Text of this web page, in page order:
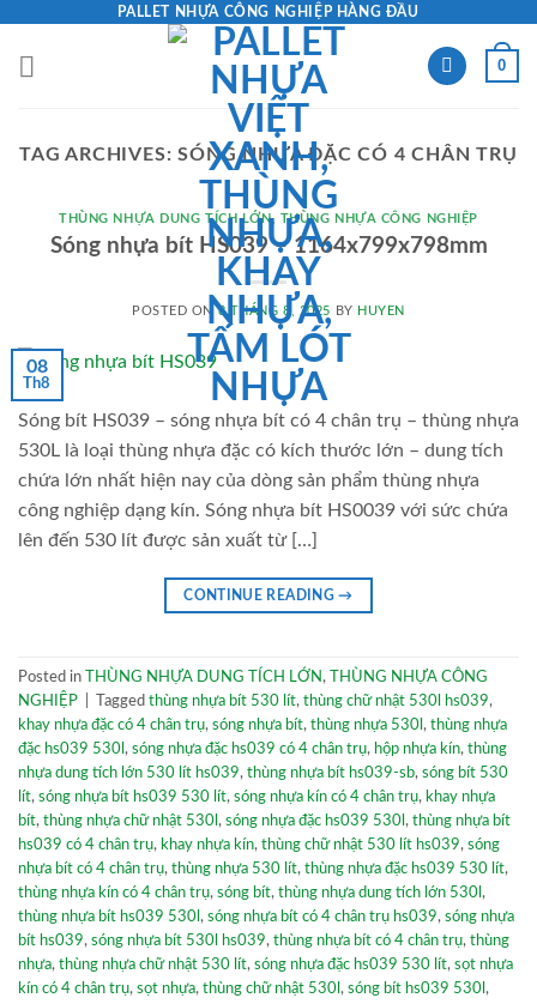
content
PALLET NHỰA CÔNG NGHIỆP HÀNG ĐẦU
0
TAG ARCHIVES:SÓNG NHỰA ĐẶC CÓ 4 CHÂN TRỤ
THÙNG NHỰA DUNG TÍCH LỚN, THÙNG NHỰA CÔNG NGHIỆP
Sóng nhựa bít HS039 – 1164x799x798mm
POSTED ON8 THÁNG 8, 2025 BY HUYEN
08
Th8
Sóng bít HS039 – sóng nhựa bít có 4 chân trụ – thùng nhựa
530L là loại thùng nhựa đặc có kích thước lớn – dung tích
chứa lớn nhất hiện nay của dòng sản phẩm thùng nhựa
công nghiệp dạng kín. Sóng nhựa bít HS0039 với sức chứa
lên đến 530 lít được sản xuất từ […]
CONTINUE READING→
Posted in THÙNG NHỰA DUNG TÍCH LỚN,
THÙNG NHỰA CÔNG
NGHIỆP
Tagged thùng nhựa bít 530 lít, thùng chữ nhật 530l hs039,
khay nhựa đặc có 4 chân trụ, sóng nhựa bít, thùng nhựa 530l , thùng nhựa
đặc hs039 530l , sóng nhựa đặc hs039 có 4 chân trụ, hộp nhựa kín, thùng
nhựa dung tích lớn 530 lít hs039, thùng nhựa bít hs039-sb, sóng bít 530
lít, sóng nhựa bít hs039 530 lít, sóng nhựa kín có 4 chân trụ, khay nhựa
bít, thùng nhựa chữ nhật 530l , sóng nhựa đặc hs039 530l , thùng nhựa bít
hs039 có 4 chân trụ, khay nhựa kín, thùng chữ nhật 530 lít hs039, sóng
nhựa bít có 4 chân trụ, thùng nhựa 530 lít, thùng nhựa đặc hs039 530 lít,
thùng nhựa kín có 4 chân trụ, sóng bít, thùng nhựa dung tích lớn 530l ,
thùng nhựa bít hs039 530l , sóng nhựa bít có 4 chân trụ hs039, sóng nhựa
bít hs039, sóng nhựa bít 530l hs039, thùng nhựa bít có 4 chân trụ, thùng
nhựa, thùng nhựa chữ nhật 530 lít, sóng nhựa đặc hs039 530 lít, sọt nhựa
kín có 4 chân trụ, sọt nhựa, thùng chữ nhật 530l , sóng bít hs039 530l ,